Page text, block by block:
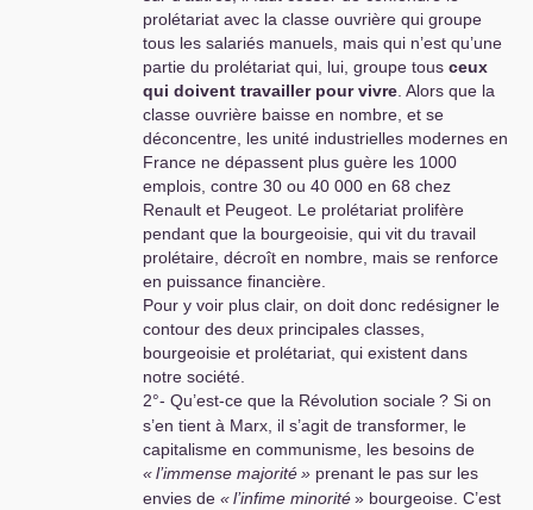
prolétariat avec la classe ouvrière qui groupe
tous les salariés manuels, mais qui n’est qu’une
partie du prolétariat qui, lui, groupe tous ceux
qui doivent travailler pour vivre . Alors que la
classe ouvrière baisse en nombre, et se
déconcentre, les unité industrielles modernes en
France ne dépassent plus guère les 1000
emplois, contre 30 ou 40 000 en 68 chez
Renault et Peugeot. Le prolétariat prolifère
pendant que la bourgeoisie, qui vit du travail
prolétaire, décroît en nombre, mais se renforce
en puissance financière.
Pour y voir plus clair, on doit donc redésigner le
contour des deux principales classes,
bourgeoisie et prolétariat, qui existent dans
notre société.
2°- Qu’est-ce que la Révolution sociale? Si on
s’en tient à Marx, il s’agit de transformer, le
capitalisme en communisme, les besoins de
«l’immense majorité» prenant le pas sur les
envies de «l’infime minorité» bourgeoise. C’est